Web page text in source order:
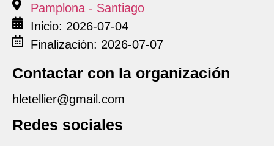
Pamplona - Santiago
Inicio: 2026-07-04
Finalización: 2026-07-07
Contactar con la organización
hletellier@gmail.com
Redes sociales